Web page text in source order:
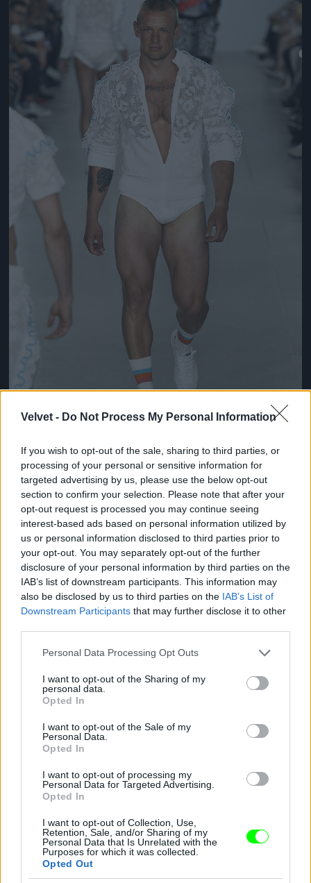
Velvet - Do Not Process My Personal Information
If you wish to opt-out of the sale, sharing to third parties, or
processing of your personal or sensitive information for
targeted advertising by us, please use the below opt-out
section to confirm your selection. Please note that after your
opt-out request is processed you may continue seeing
interest-based ads based on personal information utilized by
us or personal information disclosed to third parties prior to
your opt-out. You may separately opt-out of the further
disclosure of your personal information by third parties on the
IAB’s list of downstream participants. This information may
also be disclosed by us to third parties on the IAB’s List of
Downstream Participants that may further disclose it to other
Please note that this website/app uses one or more Google
not limited to your visit or usage behaviour. You may click to
grant or deny consent to Google and its third-party tags to
use your data for below specified purposes in below Google
consent section.
Personal Data Processing Opt Outs
I want to opt-out of the Sharing of my
personal data.
Opted In
I want to opt-out of the Sale of my
Personal Data.
Opted In
I want to opt-out of processing my
Personal Data for Targeted Advertising.
Opted In
I want to opt-out of Collection, Use,
Retention, Sale, and/or Sharing of my
Personal Data that Is Unrelated with the
Purposes for which it was collected.
Opted Out
Jön még kép!
Ez lesz a menő a következő nyári szezonban a
londoni divathét szerint
Fotó: Victor VIRGILE / Europress / Getty
Jön még kép!